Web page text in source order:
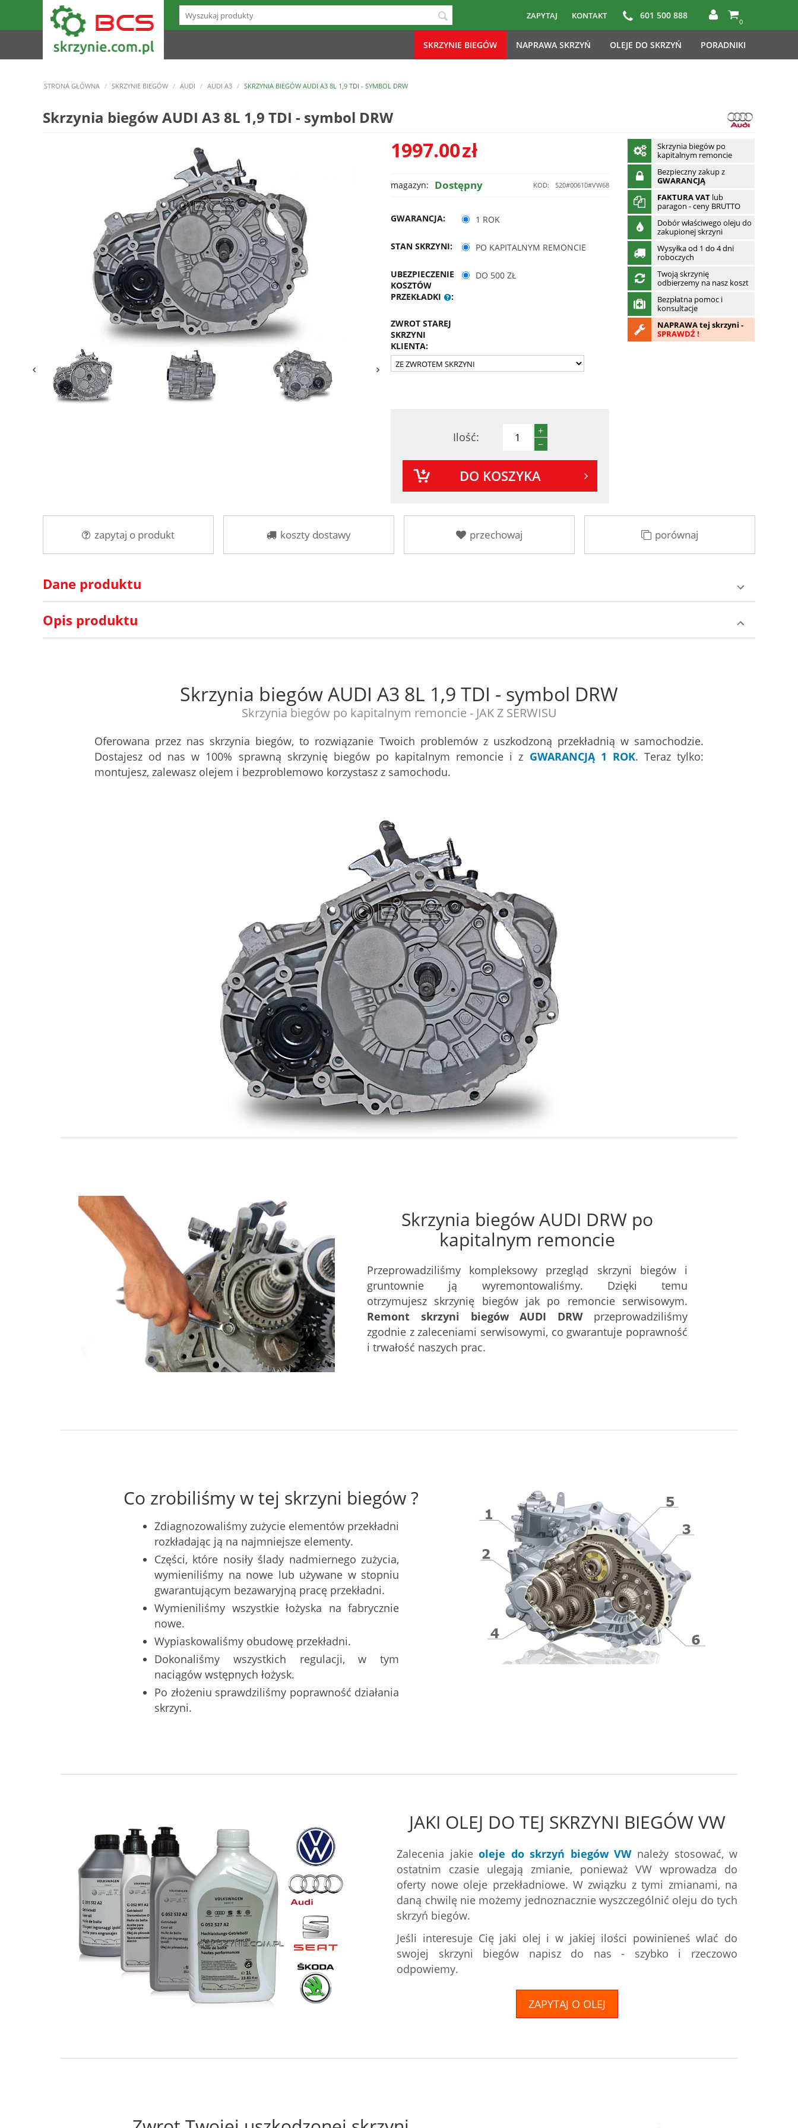
ZAPYTAJ KONTAKT 601 500 888
0
SKRZYNIE BIEGÓW NAPRAWA SKRZYŃ OLEJE DO SKRZYŃ PORADNIKI
STRONA GŁÓWNA / SKRZYNIE BIEGÓW / AUDI / AUDI A3 / SKRZYNIA BIEGÓW AUDI A3 8L 1,9 TDI - SYMBOL DRW
Skrzynia biegów AUDI A3 8L 1,9 TDI - symbol DRW
1997.00zł
KOD: 520#00610#VW68
magazyn: Dostępny
GWARANCJA: 1 ROK
STAN SKRZYNI: PO KAPITALNYM REMONCIE
UBEZPIECZENIE
KOSZTÓW
PRZEKŁADKI
:
DO 500 ZŁ
ZWROT STAREJ
SKRZYNI
KLIENTA:
Skrzynia biegów po
kapitalnym remoncie
Bezpieczny zakup z
GWARANCJĄ
FAKTURA VAT lub
paragon - ceny BRUTTO
Dobór właściwego oleju do
zakupionej skrzyni
Wysyłka od 1 do 4 dni
roboczych
Twoją skrzynię
odbierzemy na nasz koszt
Bezpłatna pomoc i
konsultacje
NAPRAWA tej skrzyni -
SPRAWDŹ !
Ilość:
+
−
DO KOSZYKA
zapytaj o produkt koszty dostawy przechowaj porównaj
Dane produktu
Opis produktu
Skrzynia biegów AUDI A3 8L 1,9 TDI - symbol DRW
Skrzynia biegów po kapitalnym remoncie - JAK Z SERWISU
Oferowana przez nas skrzynia biegów, to rozwiązanie Twoich problemów z uszkodzoną przekładnią w samochodzie.
Dostajesz od nas w 100% sprawną skrzynię biegów po kapitalnym remoncie i z GWARANCJĄ 1 ROK. Teraz tylko:
montujesz, zalewasz olejem i bezproblemowo korzystasz z samochodu.
Skrzynia biegów AUDI DRW po
kapitalnym remoncie
Przeprowadziliśmy kompleksowy przegląd skrzyni biegów i
gruntownie ją wyremontowaliśmy. Dzięki temu
otrzymujesz skrzynię biegów jak po remoncie serwisowym.
Remont skrzyni biegów AUDI DRWprzeprowadziliśmy
zgodnie z zaleceniami serwisowymi, co gwarantuje poprawność
i trwałość naszych prac.
Co zrobiliśmy w tej skrzyni biegów ?
Zdiagnozowaliśmy zużycie elementów przekładni
rozkładając ją na najmniejsze elementy.
Części, które nosiły ślady nadmiernego zużycia,
wymieniliśmy na nowe lub używane w stopniu
gwarantującym bezawaryjną pracę przekładni.
Wymieniliśmy wszystkie łożyska na fabrycznie
nowe.
Wypiaskowaliśmy obudowę przekładni.
Dokonaliśmy wszystkich regulacji, w tym
naciągów wstępnych łożysk.
Po złożeniu sprawdziliśmy poprawność działania
skrzyni.
JAKI OLEJ DO TEJ SKRZYNI BIEGÓW VW
Zalecenia jakieoleje do skrzyń biegów VWnależy stosować, w
ostatnim czasie ulegają zmianie, ponieważ VW wprowadza do
oferty nowe oleje przekładniowe. W związku z tymi zmianami, na
daną chwilę nie możemy jednoznacznie wyszczególnić oleju do tych
skrzyń biegów.
Jeśli interesuje Cię jaki olej i w jakiej ilości powinieneś wlać do
swojej skrzyni biegów napisz do nas - szybko i rzeczowo
odpowiemy.
ZAPYTAJ O OLEJ